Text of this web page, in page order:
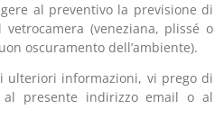
al preventivo la previsione di
(veneziana, plissé o
oscuramento dell’ambiente).
ulteriori informazioni, vi prego di
presente indirizzo email o al